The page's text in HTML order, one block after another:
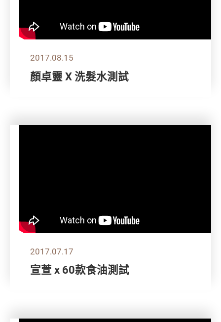
2017.08.15
顏卓靈 X 洗髮水測試
2017.07.17
宣萱 x 60款食油測試